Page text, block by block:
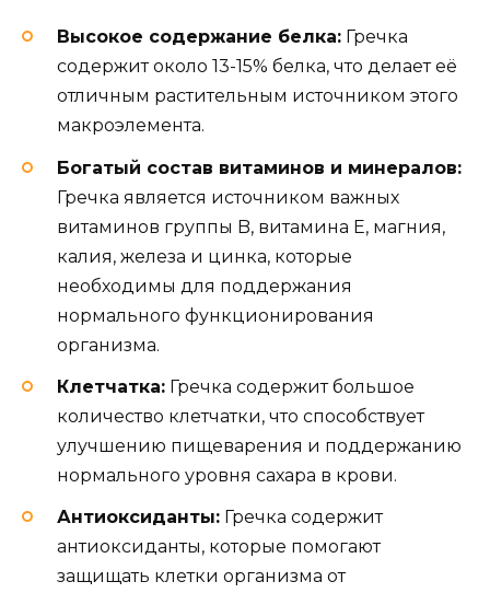
Высокое содержание белка: Гречка
содержит около 13-15% белка, что делает её
отличным растительным источником этого
макроэлемента.
Богатый состав витаминов и минералов:
Гречка является источником важных
витаминов группы B, витамина E, магния,
калия, железа и цинка, которые
необходимы для поддержания
нормального функционирования
организма.
Клетчатка: Гречка содержит большое
количество клетчатки, что способствует
улучшению пищеварения и поддержанию
нормального уровня сахара в крови.
Антиоксиданты: Гречка содержит
антиоксиданты, которые помогают
защищать клетки организма от